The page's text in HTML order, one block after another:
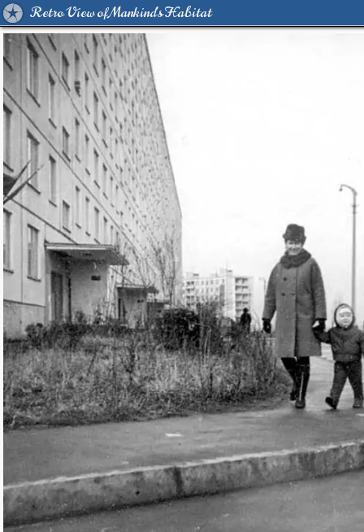
Retro View of Mankind's Habitat